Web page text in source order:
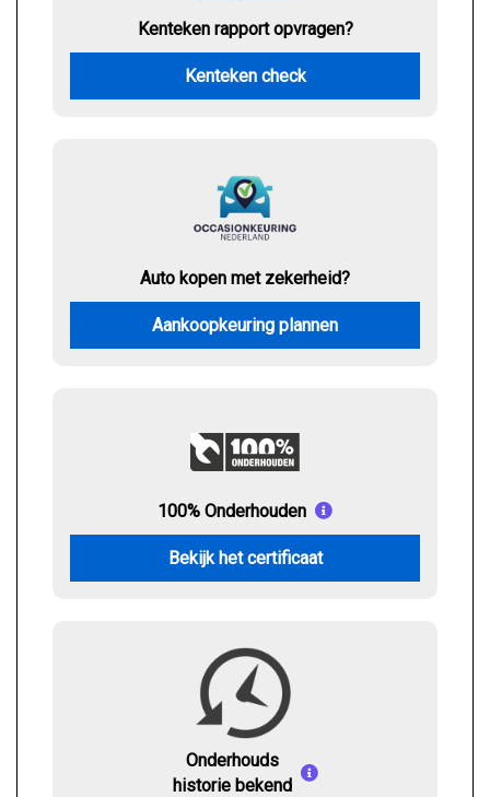
Kenteken rapport opvragen?
Kenteken check
Auto kopen met zekerheid?
Aankoopkeuring plannen
100% Onderhouden
Bekijk het certificaat
Onderhouds
historie bekend